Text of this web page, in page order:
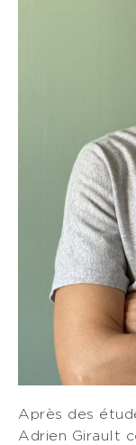
Après des
Adrien Girault